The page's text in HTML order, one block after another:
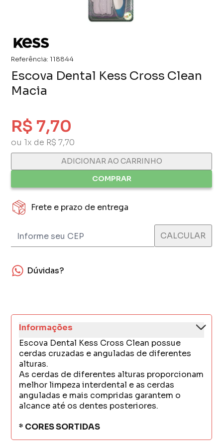
Referência: 118844
Escova Dental Kess Cross Clean
Macia
R$ 7,70
ou 1x de R$ 7,70
ADICIONAR AO CARRINHO
COMPRAR
Frete e prazo de entrega
Dúvidas?
Informações
Escova Dental Kess Cross Clean possue
cerdas cruzadas e anguladas de diferentes
alturas.
As cerdas de diferentes alturas proporcionam
melhor limpeza interdental e as cerdas
anguladas e mais compridas garantem o
alcance até os dentes posteriores.
* CORES SORTIDAS